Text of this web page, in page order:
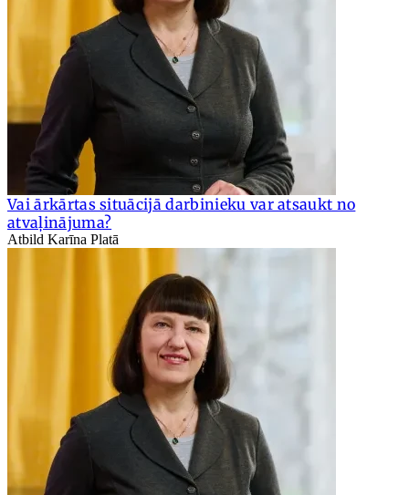
Vai ārkārtas situācijā darbinieku var atsaukt no
atvaļinājuma?
Atbild Karīna Platā